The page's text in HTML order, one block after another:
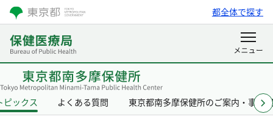
都全体で探す
ピックス よくある質問 東京都南多摩保健所のご案内・事業